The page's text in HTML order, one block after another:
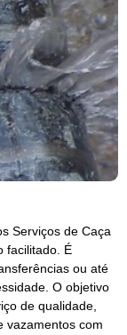
Serviços de Caça
facilitado. É
ou até
O objetivo
de qualidade,
vazamentos com